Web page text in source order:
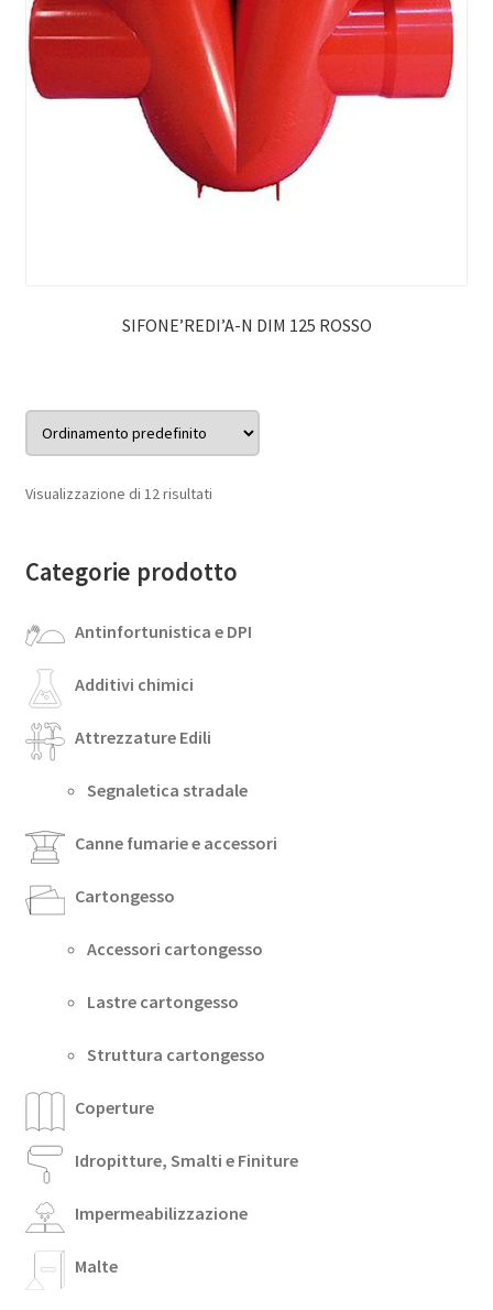
SIFONE’REDI’A-N DIM 125 ROSSO
Visualizzazione di 12 risultati
Categorie prodotto
Antinfortunistica e DPI
Additivi chimici
Attrezzature Edili
Segnaletica stradale
Canne fumarie e accessori
Cartongesso
Accessori cartongesso
Lastre cartongesso
Struttura cartongesso
Coperture
Idropitture, Smalti e Finiture
Impermeabilizzazione
Malte